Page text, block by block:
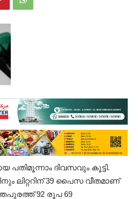
പതിമൂന്നാം ദിവസവും കൂട്ടി.
ലിറ്ററിന് 39 പൈസ വീതമാണ്
92 രൂപ 69